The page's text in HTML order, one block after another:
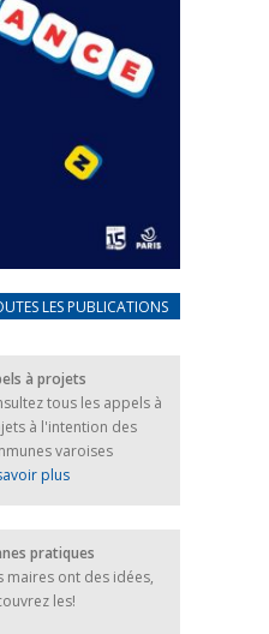
les réfugiés
LES PUBLICATIONS
à projets
tous les appels à
à l'intention des
varoises
plus
pratiques
maires ont des idées,
les!